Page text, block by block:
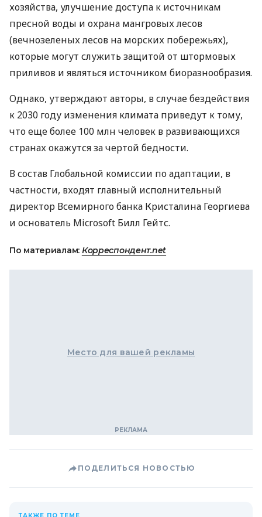
хозяйства, улучшение доступа к источникам
пресной воды и охрана мангровых лесов
(вечнозеленых лесов на морских побережьях),
которые могут служить защитой от штормовых
приливов и являться источником биоразнообразия.
Однако, утверждают авторы, в случае бездействия
к 2030 году изменения климата приведут к тому,
что еще более 100 млн человек в развивающихся
странах окажутся за чертой бедности.
В состав Глобальной комиссии по адаптации, в
частности, входят главный исполнительный
директор Всемирного банка Кристалина Георгиева
и основатель Microsoft Билл Гейтс.
По материалам: Корреспондент.net
Место для вашей рекламы
ПОДЕЛИТЬСЯ НОВОСТЬЮ